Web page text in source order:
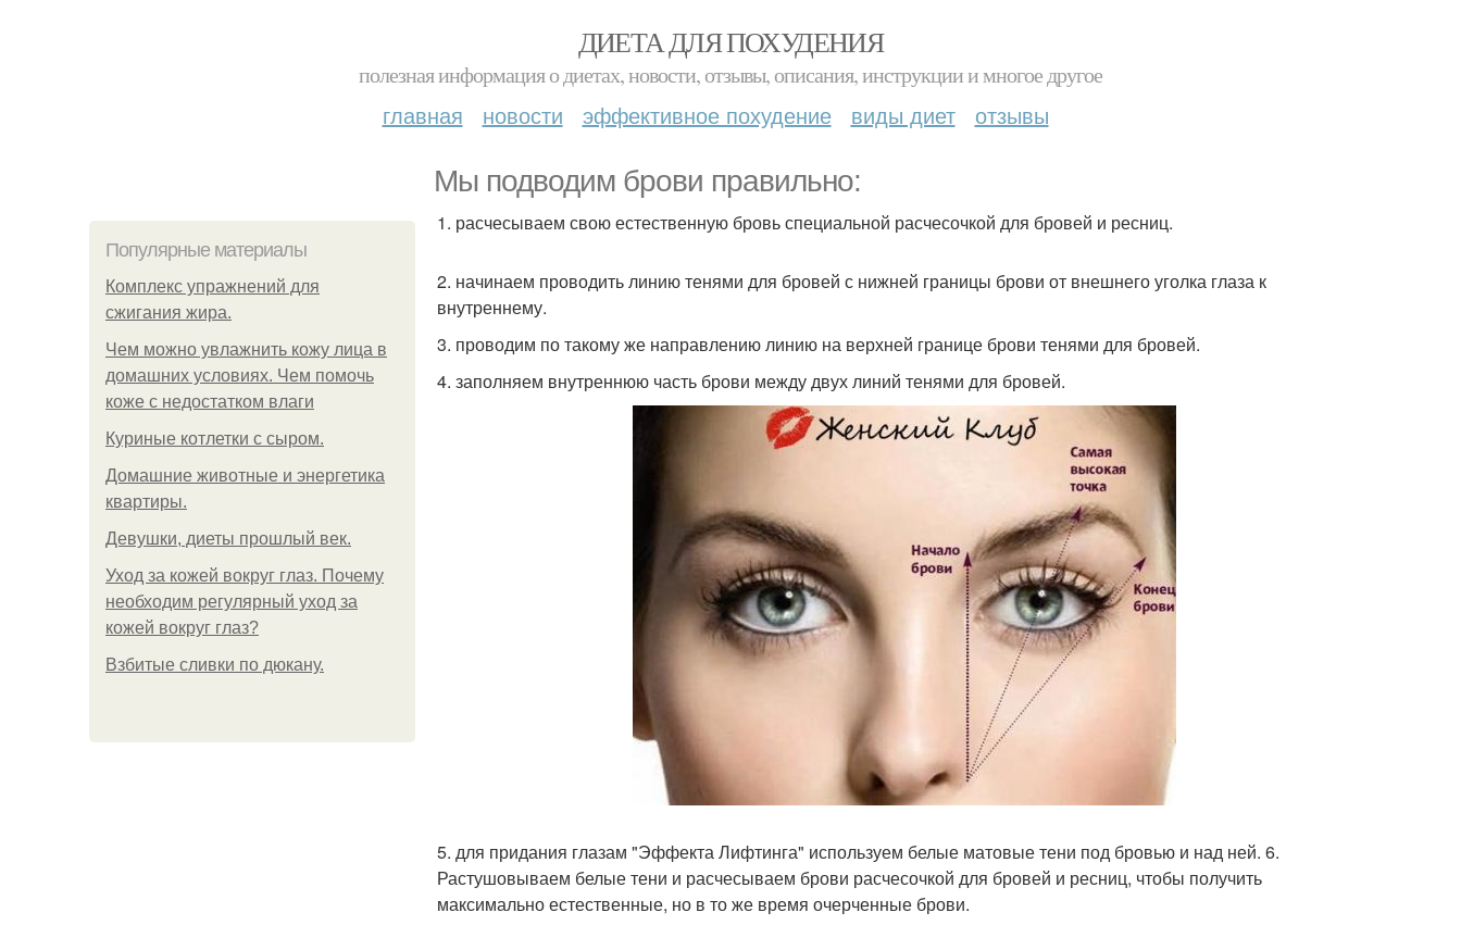
ДИЕТА ДЛЯ ПОХУДЕНИЯ
полезная информация о диетах, новости, отзывы, описания, инструкции и многое другое
главная новости эффективное похудение виды диет отзывы
Мы подводим брови правильно:
Популярные материалы
Комплекс упражнений для
сжигания жира.
Чем можно увлажнить кожу лица в
домашних условиях. Чем помочь
коже с недостатком влаги
Куриные котлетки с сыром.
Домашние животные и энергетика
квартиры.
Девушки, диеты прошлый век.
Уход за кожей вокруг глаз. Почему
необходим регулярный уход за
кожей вокруг глаз?
Взбитые сливки по дюкану.
1. расчесываем свою естественную бровь специальной расчесочкой для бровей и ресниц.
2. начинаем проводить линию тенями для бровей с нижней границы брови от внешнего уголка глаза к
внутреннему.
3. проводим по такому же направлению линию на верхней границе брови тенями для бровей.
4. заполняем внутреннюю часть брови между двух линий тенями для бровей.
5. для придания глазам "Эффекта Лифтинга" используем белые матовые тени под бровью и над ней. 6.
Растушовываем белые тени и расчесываем брови расчесочкой для бровей и ресниц, чтобы получить
максимально естественные, но в то же время очерченные брови.